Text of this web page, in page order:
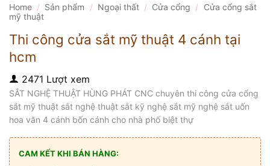
Home / Sản phẩm / Ngoại thất / Cửa cổng /
Cửa cổng sắt
mỹ thuật
Thi công cửa sắt mỹ thuật 4 cánh tại
hcm
2471 Lượt xem
SẮT NGHỆ THUẬT HÙNG PHÁT CNC chuyên thi công cửa cổng
sắt mỹ thuật sắt nghệ thuật sắt kỹ nghệ sắt mỹ nghệ sắt uốn
hoa văn 4 cánh bốn cánh cho nhà phố biệt thự
CAM KẾT KHI BÁN HÀNG: